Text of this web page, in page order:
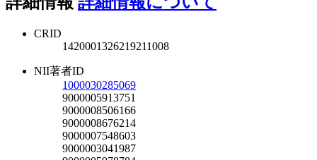
CRID
1420001326219211008
NII著者ID
1000030285069
9000005913751
9000008506166
9000008676214
9000007548603
9000003041987